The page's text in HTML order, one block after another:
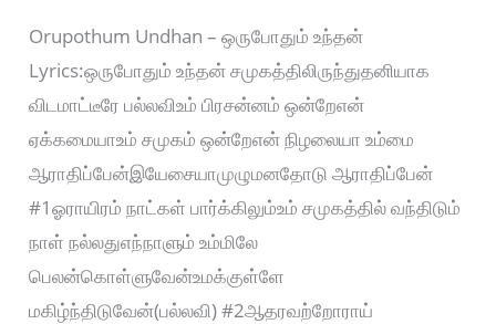
Orupothum Undhan – ஒருபோதும் உந்தன்
Lyrics:ஒருபோதும் உந்தன் சமுகத்திலிருந்துதனியாக
விடமாட்டீரே பல்லவிஉம் பிரசன்னம் ஒன்றேஎன்
ஏக்கமையாஉம் சமுகம் ஒன்றேஎன் நிழலையா உம்மை
ஆராதிப்பேன்இயேசையாமுழுமனதோடு ஆராதிப்பேன்
#1ஓராயிரம் நாட்கள் பார்க்கிலும்உம் சமுகத்தில் வந்திடும்
நாள் நல்லதுஎந்நாளும் உம்மிலே
பெலன்கொள்ளுவேன்உமக்குள்ளே
மகிழ்ந்திடுவேன்(பல்லவி) #2ஆதரவற்றோராய்